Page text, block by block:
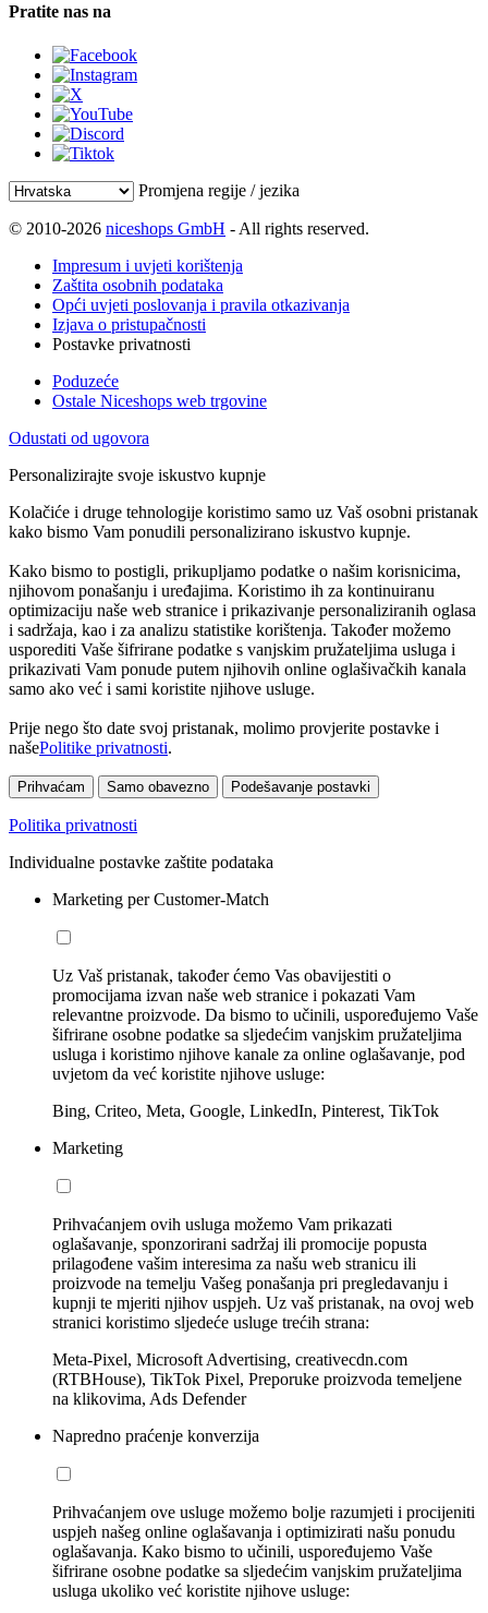
Pratite nas na
Promjena regije / jezika
© 2010-2026 niceshops GmbH - All rights reserved.
Impresum i uvjeti korištenja
Zaštita osobnih podataka
Opći uvjeti poslovanja i pravila otkazivanja
Izjava o pristupačnosti
Postavke privatnosti
Poduzeće
Ostale Niceshops web trgovine
Odustati od ugovora
Personalizirajte svoje iskustvo kupnje
Kolačiće i druge tehnologije koristimo samo uz Vaš osobni pristanak
kako bismo Vam ponudili personalizirano iskustvo kupnje.
Kako bismo to postigli, prikupljamo podatke o našim korisnicima,
njihovom ponašanju i uređajima. Koristimo ih za kontinuiranu
optimizaciju naše web stranice i prikazivanje personaliziranih oglasa
i sadržaja, kao i za analizu statistike korištenja. Također možemo
usporediti Vaše šifrirane podatke s vanjskim pružateljima usluga i
prikazivati Vam ponude putem njihovih online oglašivačkih kanala
samo ako već i sami koristite njihove usluge.
Prije nego što date svoj pristanak, molimo provjerite postavke i
našePolitike privatnosti.
Prihvaćam Samo obavezno Podešavanje postavki
Politika privatnosti
Individualne postavke zaštite podataka
Marketing per Customer-Match
Uz Vaš pristanak, također ćemo Vas obavijestiti o
promocijama izvan naše web stranice i pokazati Vam
relevantne proizvode. Da bismo to učinili, uspoređujemo Vaše
šifrirane osobne podatke sa sljedećim vanjskim pružateljima
usluga i koristimo njihove kanale za online oglašavanje, pod
uvjetom da već koristite njihove usluge:
Bing, Criteo, Meta, Google, LinkedIn, Pinterest, TikTok
Marketing
Prihvaćanjem ovih usluga možemo Vam prikazati
oglašavanje, sponzorirani sadržaj ili promocije popusta
prilagođene vašim interesima za našu web stranicu ili
proizvode na temelju Vašeg ponašanja pri pregledavanju i
kupnji te mjeriti njihov uspjeh. Uz vaš pristanak, na ovoj web
stranici koristimo sljedeće usluge trećih strana:
Meta-Pixel, Microsoft Advertising, creativecdn.com
(RTBHouse), TikTok Pixel, Preporuke proizvoda temeljene
na klikovima, Ads Defender
Napredno praćenje konverzija
Prihvaćanjem ove usluge možemo bolje razumjeti i procijeniti
uspjeh našeg online oglašavanja i optimizirati našu ponudu
oglašavanja. Kako bismo to učinili, uspoređujemo Vaše
šifrirane osobne podatke sa sljedećim vanjskim pružateljima
usluga ukoliko već koristite njihove usluge: